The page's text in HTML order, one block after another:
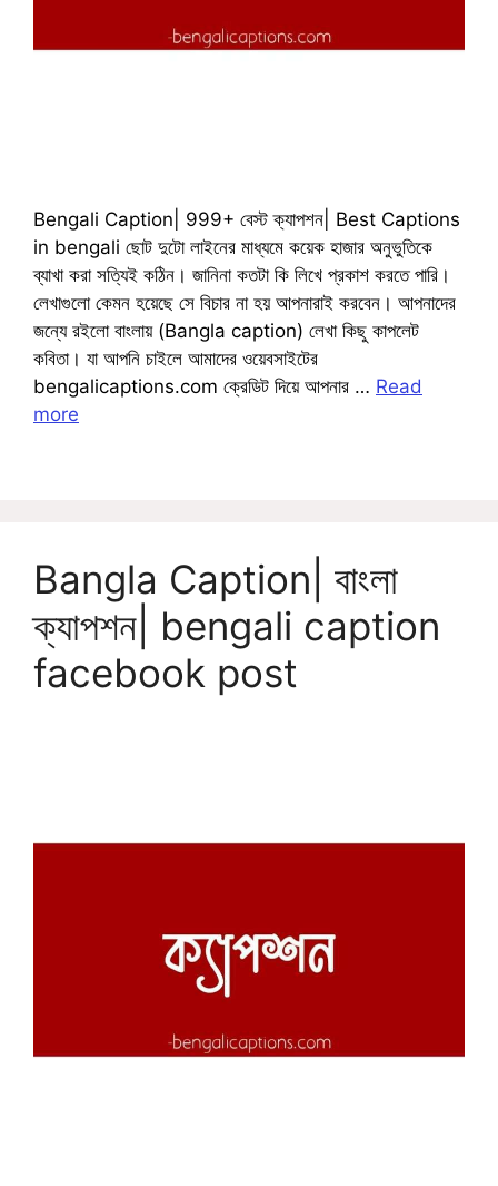
Bengali Caption| 999+ বেস্ট ক্যাপশন| Best Captions
in bengali ছোট দুটো লাইনের মাধ্যমে কয়েক হাজার অনুভুতিকে
ব্যাখা করা সত্যিই কঠিন। জানিনা কতটা কি লিখে প্রকাশ করতে পারি।
লেখাগুলো কেমন হয়েছে সে বিচার না হয় আপনারাই করবেন। আপনাদের
জন্যে রইলো বাংলায় (Bangla caption) লেখা কিছু কাপলেট
কবিতা। যা আপনি চাইলে আমাদের ওয়েবসাইটের
bengalicaptions.com ক্রেডিট দিয়ে আপনার … Read
more
Bangla Caption| বাংলা
ক্যাপশন| bengali caption
facebook post